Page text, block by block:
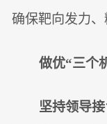
确保靶向发力、
做优“三个
坚持领导